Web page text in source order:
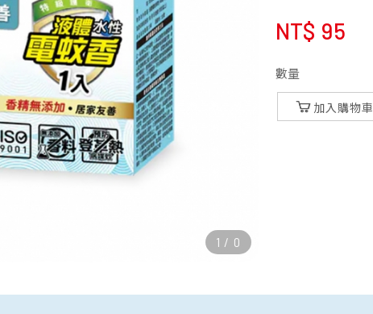
NT$ 95
數量
加入購物車
1 / 0